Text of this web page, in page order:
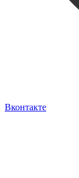
Вконтакте